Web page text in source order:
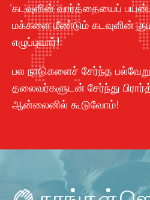
கடவுளின் வார்த்தையைப்
மக்களை மீண்டும் கடவுளின்
எழுப்புவார்!
பல நாடுகளைச் சேர்ந்த
தலைவர்களுடன் சேர்ந்து
ஆன்லைனில் கூடுவோம்!